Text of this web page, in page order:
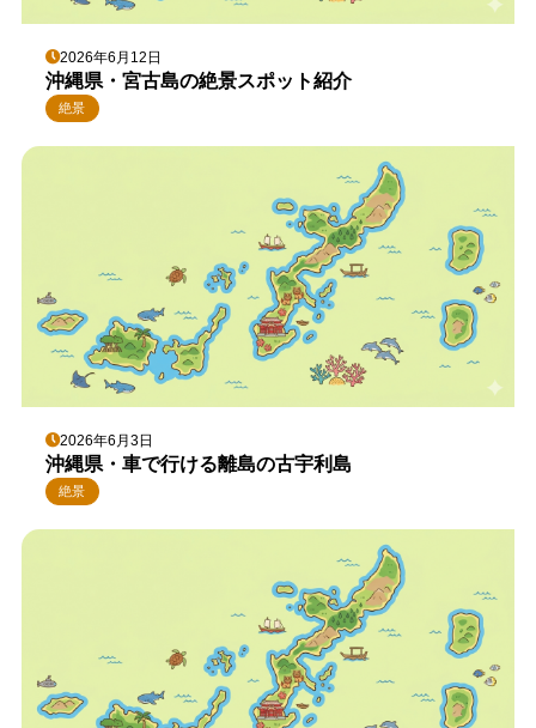
2026年6月12日
沖縄県・宮古島の絶景スポット紹介
絶景
2026年6月3日
沖縄県・車で行ける離島の古宇利島
絶景